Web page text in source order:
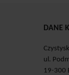
DANE
ul.
19-300